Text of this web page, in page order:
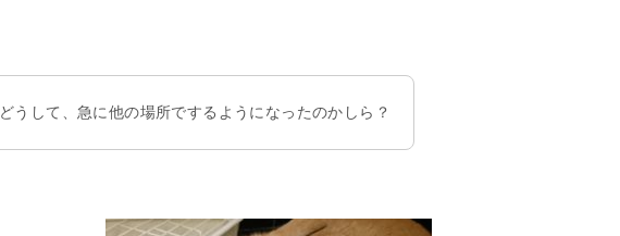
どうして、急に他の場所でするようになったのかしら？